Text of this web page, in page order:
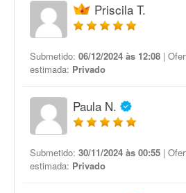
Priscila T.
Submetido: 06/12/2024 às 12:08 |
estimada: Privado
Paula N.
Submetido: 30/11/2024 às 00:55 |
estimada: Privado